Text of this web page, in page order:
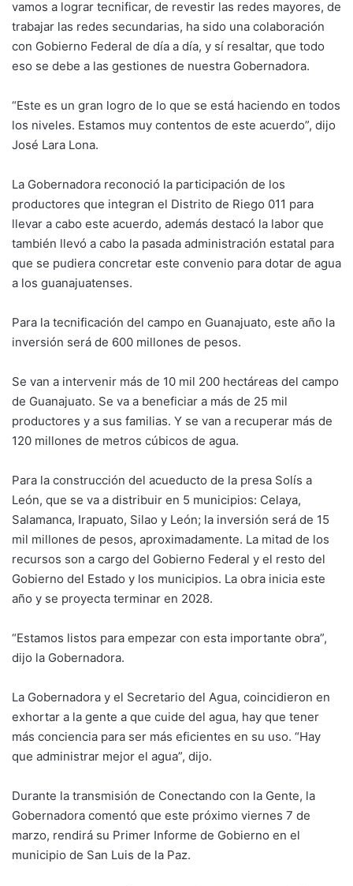
vamos a lograr tecnificar, de revestir las redes mayores, de
trabajar las redes secundarias, ha sido una colaboración
con Gobierno Federal de día a día, y sí resaltar, que todo
eso se debe a las gestiones de nuestra Gobernadora.
“Este es un gran logro de lo que se está haciendo en todos
los niveles. Estamos muy contentos de este acuerdo”, dijo
José Lara Lona.
La Gobernadora reconoció la participación de los
productores que integran el Distrito de Riego 011 para
llevar a cabo este acuerdo, además destacó la labor que
también llevó a cabo la pasada administración estatal para
que se pudiera concretar este convenio para dotar de agua
a los guanajuatenses.
Para la tecnificación del campo en Guanajuato, este año la
inversión será de 600 millones de pesos.
Se van a intervenir más de 10 mil 200 hectáreas del campo
de Guanajuato. Se va a beneficiar a más de 25 mil
productores y a sus familias. Y se van a recuperar más de
120 millones de metros cúbicos de agua.
Para la construcción del acueducto de la presa Solís a
León, que se va a distribuir en 5 municipios: Celaya,
Salamanca, Irapuato, Silao y León; la inversión será de 15
mil millones de pesos, aproximadamente. La mitad de los
recursos son a cargo del Gobierno Federal y el resto del
Gobierno del Estado y los municipios. La obra inicia este
año y se proyecta terminar en 2028.
“Estamos listos para empezar con esta importante obra”,
dijo la Gobernadora.
La Gobernadora y el Secretario del Agua, coincidieron en
exhortar a la gente a que cuide del agua, hay que tener
más conciencia para ser más eficientes en su uso. “Hay
que administrar mejor el agua”, dijo.
Durante la transmisión de Conectando con la Gente, la
Gobernadora comentó que este próximo viernes 7 de
marzo, rendirá su Primer Informe de Gobierno en el
municipio de San Luis de la Paz.